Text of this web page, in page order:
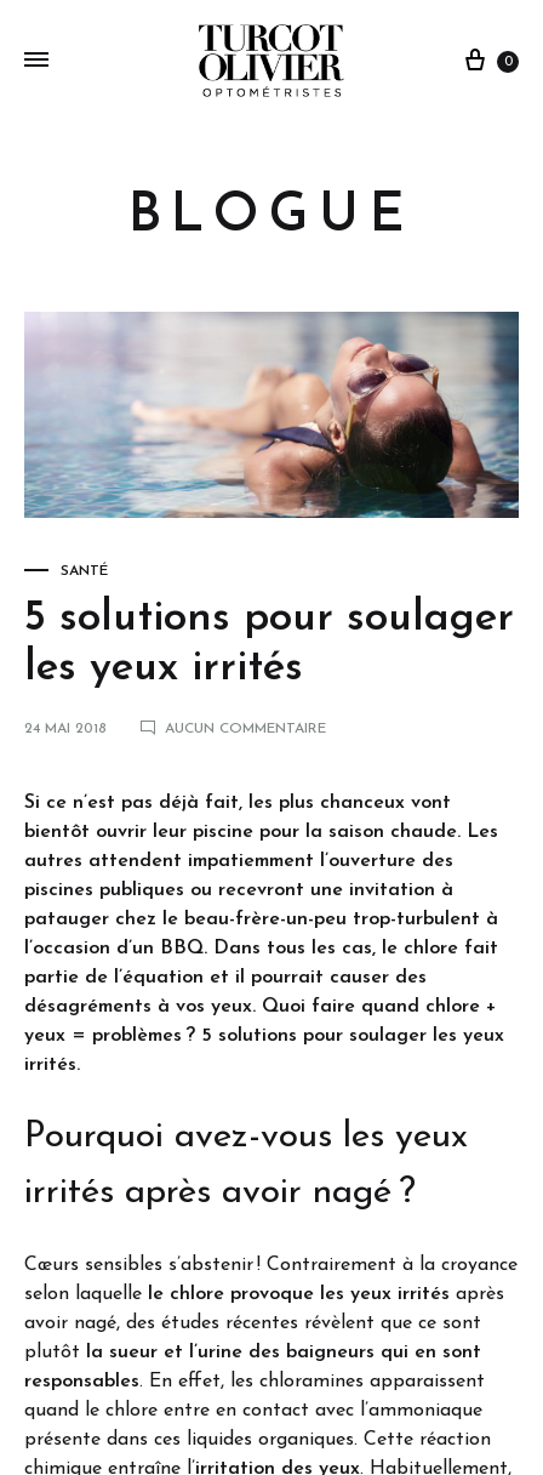
0
BLOGUE
SANTÉ
5 solutions pour soulager
les yeux irrités
24 MAI 2018 AUCUN COMMENTAIRE
Si ce n’est pas déjà fait, les plus chanceux vont
bientôt ouvrir leur piscine pour la saison chaude. Les
autres attendent impatiemment l’ouverture des
piscines publiques ou recevront une invitation à
patauger chez le beau-frère-un-peu trop-turbulent à
l’occasion d’un BBQ. Dans tous les cas, le chlore fait
partie de l’équation et il pourrait causer des
désagréments à vos yeux. Quoi faire quand chlore +
yeux = problèmes ? 5 solutions pour soulager les yeux
irrités.
Pourquoi avez-vous les yeux
irrités après avoir nagé ?
Cœurs sensibles s’abstenir ! Contrairement à la croyance
selon laquelle le chlore provoque les yeux irrités après
avoir nagé, des études récentes révèlent que ce sont
plutôt la sueur et l’urine des baigneurs qui en sont
responsables. En effet, les chloramines apparaissent
quand le chlore entre en contact avec l’ammoniaque
présente dans ces liquides organiques. Cette réaction
chimique entraîne l’irritation des yeux. Habituellement,